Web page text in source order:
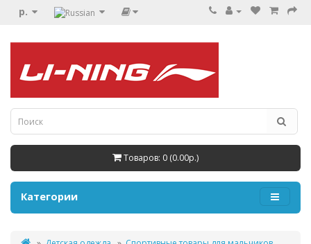
р.
Товаров: 0 (0.00р.)
Категории